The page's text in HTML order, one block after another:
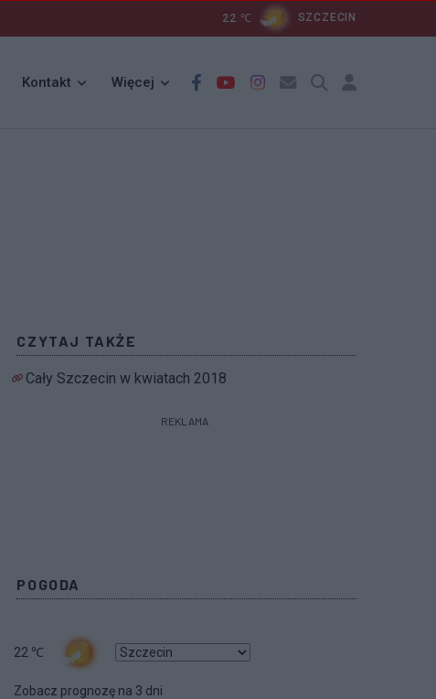
22 ℃ SZCZECIN
Kontakt Więcej
CZYTAJ TAKŻE
Cały Szczecin w kwiatach 2018
REKLAMA
POGODA
22 ℃
Zobacz prognozę na 3 dni